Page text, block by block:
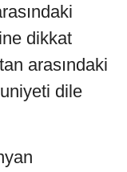
dikkat
arasındaki
dile